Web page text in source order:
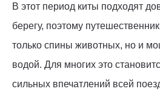
В этот период киты подходят
берегу, поэтому
только спины животных, но и
водой. Для многих это
сильных впечатлений всей